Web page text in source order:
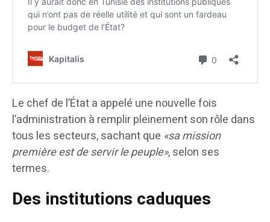
Le chef de l’État a appelé une nouvelle fois
l’administration à remplir pleinement son rôle dans
tous les secteurs, sachant que «sa mission
première est de servir le peuple», selon ses
termes.
Des institutions caduques